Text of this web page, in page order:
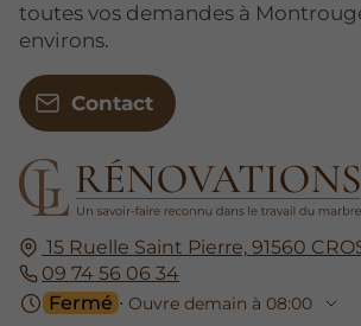
15 Ruelle Saint Pierre, 91560
09 74 56 06 34
Fermé ⋅ Ouvre demain à 08:00
toutes vos demandes à
environs.
Contact